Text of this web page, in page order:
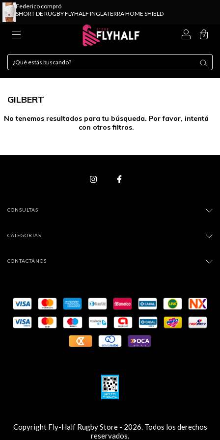
superando + $149.000 🔥
0
GILBERT
No tenemos resultados para tu búsqueda. Por favor, intentá
con otros filtros.
CONSULTAS
CATEGORIAS
CONTACTÁNOS
Copyright Fly-Half Rugby Store - 2026. Todos los derechos
reservados.